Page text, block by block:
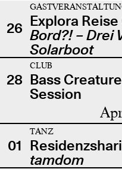
26 Explora
Bord?! – Drei
Solarboot
28
CLUB
Bass
Session
01
TANZ
tamdom